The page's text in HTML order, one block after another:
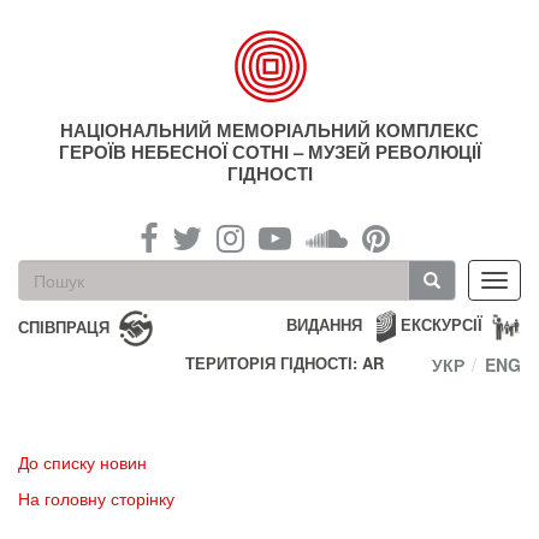
НАЦІОНАЛЬНИЙ МЕМОРІАЛЬНИЙ КОМПЛЕКС
ГЕРОЇВ НЕБЕСНОЇ СОТНІ – МУЗЕЙ РЕВОЛЮЦІЇ
ГІДНОСТІ
Пошукова
форма
Пошук
СПІВПРАЦЯ ЕКСКУРСІЇ
ВИДАННЯ
ТЕРИТОРІЯ ГІДНОСТІ: AR
УКР ENG
До списку новин
На головну сторінку